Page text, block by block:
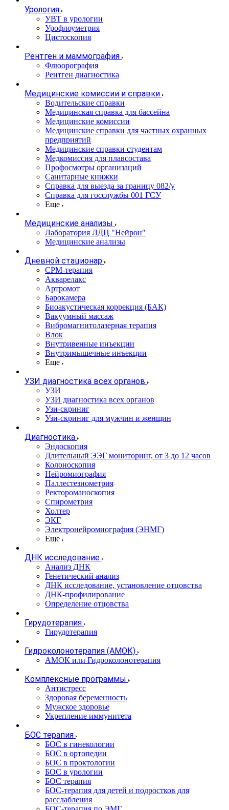
Урология
УВТ в урологии
Урофлоуметрия
Цистоскопия
Рентген и маммография
Флюорография
Рентген диагностика
Медицинские комиссии и справки
Водительские справки
Медицинская справка для бассейна
Медицинские комиссии
Медицинские справки для частных охранных
предприятий
Медицинские справки студентам
Медкомиссия для плавсостава
Профосмотры организаций
Санитарные книжки
Справка для выезда за границу 082/у
Справка для госслужбы 001 ГСУ
Еще
Медицинские анализы
Лаборатория ЛДЦ "Нейрон"
Медицинские анализы
Дневной стационар
CPM-терапия
Акварелакс
Артромот
Барокамера
Биоакустическая коррекция (БАК)
Вакуумный массаж
Вибромагнитолазерная терапия
Влок
Внутривенные инъекции
Внутримышечные инъекции
Еще
УЗИ диагностика всех органов
УЗИ
УЗИ диагностика всех органов
Узи-скриниг
Узи-скриниг для мужчин и женщин
Диагностика
Эндоскопия
Длительный ЭЭГ мониторинг, от 3 до 12 часов
Колоноскопия
Нейромиография
Паллестезиометрия
Ректороманоскопия
Спирометрия
Холтер
ЭКГ
Электронейромиография (ЭНМГ)
Еще
ДНК исследование
Анализ ДНК
Генетический анализ
ДНК исследование, установление отцовства
ДНК-профилирование
Определение отцовства
Гирудотерапия
Гирудотерапия
Гидроколонотерапия (АМОК)
АМОК или Гидроколонотерапия
Комплексные программы
Антистресс
Здоровая беременность
Мужское здоровье
Укрепление иммунитета
БОС терапия
БОС в гинекологии
БОС в ортопедии
БОС в проктологии
БОС в урологии
БОС терапия
БОС-терапия для детей и подростков для
расслабления